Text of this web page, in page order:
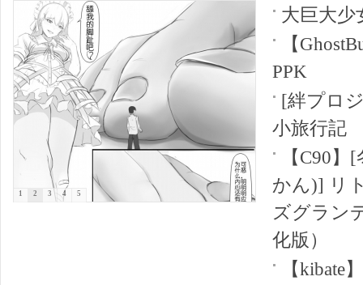
1 2 3 4 5
大巨大少
【
PPK
[絆プロ
小旅行記
【C90
かん)] リ
ズグラン
化版）
【kibate